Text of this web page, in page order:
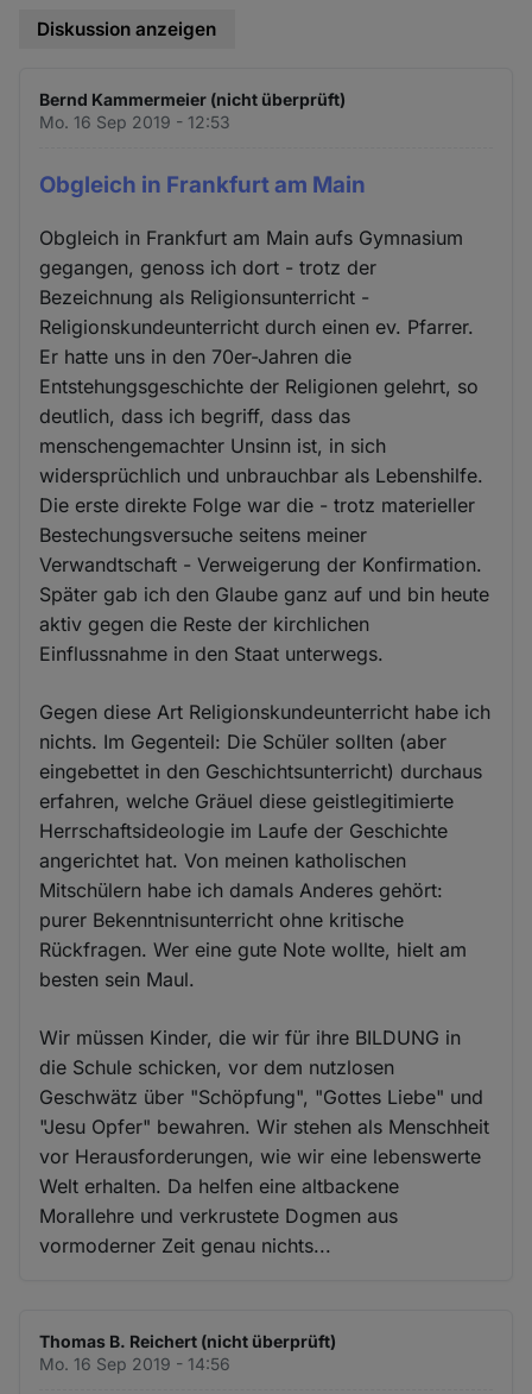
Diskussion anzeigen
Bernd Kammermeier (nicht überprüft)
Mo. 16 Sep 2019 - 12:53
Obgleich in Frankfurt am Main
Obgleich in Frankfurt am Main aufs Gymnasium
gegangen, genoss ich dort - trotz der
Bezeichnung als Religionsunterricht -
Religionskundeunterricht durch einen ev. Pfarrer.
Er hatte uns in den 70er-Jahren die
Entstehungsgeschichte der Religionen gelehrt, so
deutlich, dass ich begriff, dass das
menschengemachter Unsinn ist, in sich
widersprüchlich und unbrauchbar als Lebenshilfe.
Die erste direkte Folge war die - trotz materieller
Bestechungsversuche seitens meiner
Verwandtschaft - Verweigerung der Konfirmation.
Später gab ich den Glaube ganz auf und bin heute
aktiv gegen die Reste der kirchlichen
Einflussnahme in den Staat unterwegs.
Gegen diese Art Religionskundeunterricht habe ich
nichts. Im Gegenteil: Die Schüler sollten (aber
eingebettet in den Geschichtsunterricht) durchaus
erfahren, welche Gräuel diese geistlegitimierte
Herrschaftsideologie im Laufe der Geschichte
angerichtet hat. Von meinen katholischen
Mitschülern habe ich damals Anderes gehört:
purer Bekenntnisunterricht ohne kritische
Rückfragen. Wer eine gute Note wollte, hielt am
besten sein Maul.
Wir müssen Kinder, die wir für ihre BILDUNG in
die Schule schicken, vor dem nutzlosen
Geschwätz über "Schöpfung", "Gottes Liebe" und
"Jesu Opfer" bewahren. Wir stehen als Menschheit
vor Herausforderungen, wie wir eine lebenswerte
Welt erhalten. Da helfen eine altbackene
Morallehre und verkrustete Dogmen aus
vormoderner Zeit genau nichts...
Thomas B. Reichert (nicht überprüft)
Mo. 16 Sep 2019 - 14:56